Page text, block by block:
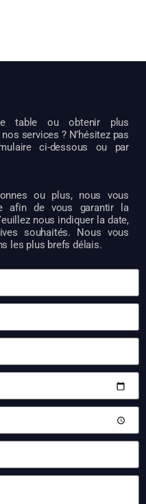
table ou obtenir plus
services ? N’hésitez pas
ci-dessous ou par
ou plus, nous vous
afin de vous garantir la
nous indiquer la date,
souhaités. Nous vous
les plus brefs délais.